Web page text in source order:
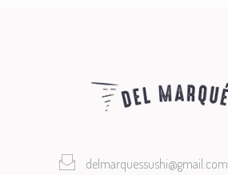
delmarquessushi@gmail.com